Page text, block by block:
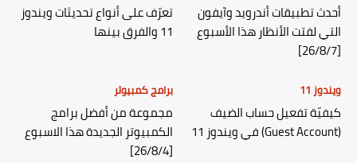
أحدث تطبيقات أندرويد وآيفون
التي لفتت الأنظار هذا الأسبوع
[26/8/7]
تعرّف على أنواع تحديثات ويندوز
11 والفرق بينها
ويندوز 11
كيفيّة تفعيل حساب الضيف
(Guest Account) في ويندوز 11
برامج كمبيوتر
مجموعة من أفضل برامج
الكمبيوتر الجديدة هذا الاسبوع
[26/8/4]